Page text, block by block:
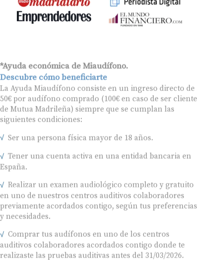
*Ayuda económica de Miaudífono.
Descubre cómo beneficiarte
La Ayuda Miaudífono consiste en un ingreso directo de
50€ por audífono comprado (100€ en caso de ser cliente
de Mutua Madrileña) siempre que se cumplan las
siguientes condiciones:
Ser una persona física mayor de 18 años.
Tener una cuenta activa en una entidad bancaria en
España.
Realizar un examen audiológico completo y gratuito
en uno de nuestros centros auditivos colaboradores
previamente acordados contigo, según tus preferencias
y necesidades.
Comprar tus audífonos en uno de los centros
auditivos colaboradores acordados contigo donde te
realizaste las pruebas auditivas antes del 31/03/2026.